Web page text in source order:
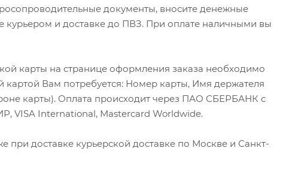
документы, вносите денежные
курьером и доставке до ПВЗ. При оплате наличными вы
карты на странице оформления заказа необходимо
картой Вам потребуется: Номер карты, Имя держателя
карты). Оплата происходит через ПАО СБЕРБАНК с
VISA International, Mastercard Worldwide.
при доставке курьерской доставке по Москве и Санкт-